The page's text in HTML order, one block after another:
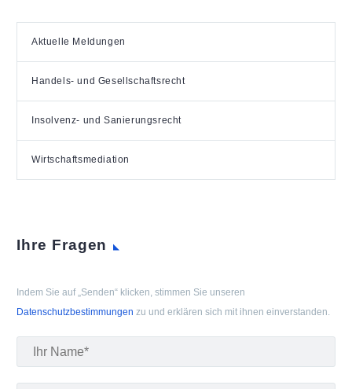
Aktuelle Meldungen
Handels- und Gesellschaftsrecht
Insolvenz- und Sanierungsrecht
Wirtschaftsmediation
Ihre Fragen
Indem Sie auf „Senden“ klicken, stimmen Sie unseren
Datenschutzbestimmungen zu und erklären sich mit ihnen einverstanden.